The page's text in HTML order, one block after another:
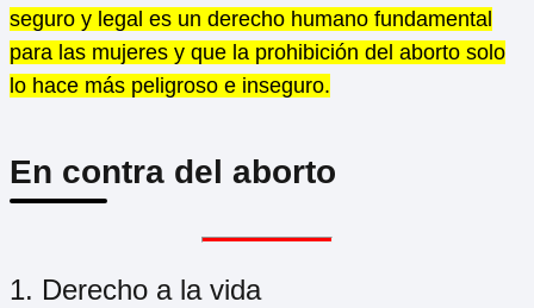
seguro y legal es un derecho humano fundamental
para las mujeres y que la prohibición del aborto solo
lo hace más peligroso e inseguro.
En contra del aborto
1. Derecho a la vida